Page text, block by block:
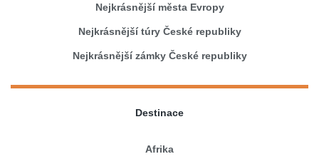
Nejkrásnější města Evropy
Nejkrásnější túry České republiky
Nejkrásnější zámky České republiky
Destinace
Afrika